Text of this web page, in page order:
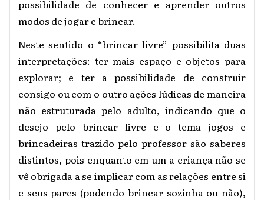
possibilidade de conhecer e aprender outros
modos de jogar e brincar.
Neste sentido o “brincar livre” possibilita duas
interpretações: ter mais espaço e objetos para
explorar; e ter a possibilidade de construir
consigo ou com o outro ações lúdicas de maneira
não estruturada pelo adulto, indicando que o
desejo pelo brincar livre e o tema jogos e
brincadeiras trazido pelo professor são saberes
distintos, pois enquanto em um a criança não se
vê obrigada a se implicar com as relações entre si
e seus pares (podendo brincar sozinha ou não),